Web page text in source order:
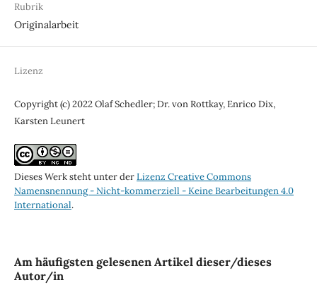
Rubrik
Originalarbeit
Lizenz
Copyright (c) 2022 Olaf Schedler; Dr. von Rottkay, Enrico Dix,
Karsten Leunert
Dieses Werk steht unter derLizenz Creative Commons
Namensnennung - Nicht-kommerziell - Keine Bearbeitungen 4.0
International.
Am häufigsten gelesenen Artikel dieser/dieses
Autor/in